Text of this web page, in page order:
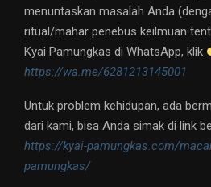
menuntaskan masalah Anda
ritual/mahar penebus keilmuan
Kyai Pamungkas di WhatsApp, klik
https://wa.me/6281213145001
Untuk problem kehidupan, ada
dari kami, bisa Anda simak di link
https://kyai-pamungkas.com/
pamungkas/